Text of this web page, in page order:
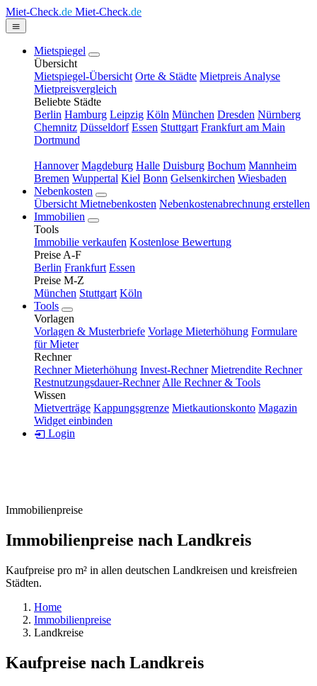
Miet-Check.de Miet-Check.de
Mietspiegel
Übersicht
Mietspiegel-Übersicht Orte & Städte Mietpreis Analyse
Mietpreisvergleich
Beliebte Städte
Berlin Hamburg Leipzig Köln München Dresden Nürnberg
Chemnitz Düsseldorf Essen Stuttgart Frankfurt am Main
Dortmund
Hannover Magdeburg Halle Duisburg Bochum Mannheim
Bremen Wuppertal Kiel Bonn Gelsenkirchen Wiesbaden
Nebenkosten
Übersicht Mietnebenkosten Nebenkostenabrechnung erstellen
Immobilien
Tools
Immobilie verkaufen Kostenlose Bewertung
Preise A-F
Berlin Frankfurt Essen
Preise M-Z
München Stuttgart Köln
Tools
Vorlagen
Vorlagen & Musterbriefe Vorlage Mieterhöhung Formulare
für Mieter
Rechner
Rechner Mieterhöhung Invest-Rechner Mietrendite Rechner
Restnutzungsdauer-Rechner Alle Rechner & Tools
Wissen
Mietverträge Kappungsgrenze Mietkautionskonto Magazin
Widget einbinden
Login
Immobilienpreise
Immobilienpreise nach Landkreis
Kaufpreise pro m² in allen deutschen Landkreisen und kreisfreien
Städten.
Home
Immobilienpreise
Landkreise
Kaufpreise nach Landkreis